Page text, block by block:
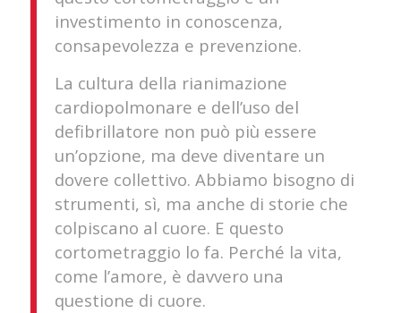
investimento in conoscenza,
consapevolezza e prevenzione.
La cultura della rianimazione
cardiopolmonare e dell’uso del
defibrillatore non può più essere
un’opzione, ma deve diventare un
dovere collettivo. Abbiamo bisogno di
strumenti, sì, ma anche di storie che
colpiscano al cuore. E questo
cortometraggio lo fa. Perché la vita,
come l’amore, è davvero una
questione di cuore.